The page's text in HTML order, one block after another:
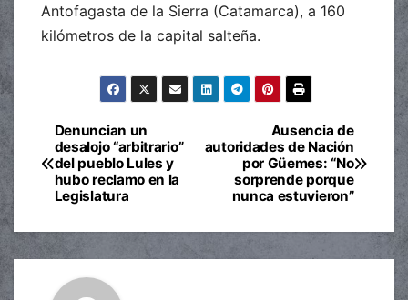
Antofagasta de la Sierra (Catamarca), a 160
kilómetros de la capital salteña.
Navegación
de
entradas
Ausencia de
autoridades de Nación
por Güemes: “No
sorprende porque
nunca estuvieron”
Denuncian un
desalojo “arbitrario”
del pueblo Lules y
hubo reclamo en la
Legislatura